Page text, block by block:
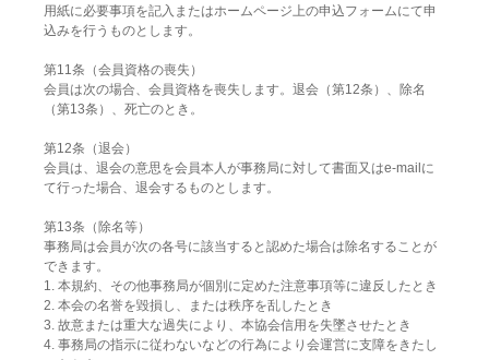
用紙に必要事項を記入またはホームページ上の申込フォームにて申
込みを行うものとします。
第11条（会員資格の喪失）
会員は次の場合、会員資格を喪失します。退会（第12条）、除名
（第13条）、死亡のとき。
第12条（退会）
会員は、退会の意思を会員本人が事務局に対して書面又はe-mailに
て行った場合、退会するものとします。
第13条（除名等）
事務局は会員が次の各号に該当すると認めた場合は除名することが
できます。
1. 本規約、その他事務局が個別に定めた注意事項等に違反したとき
2. 本会の名誉を毀損し、または秩序を乱したとき
3. 故意または重大な過失により、本協会信用を失墜させたとき
4. 事務局の指示に従わないなどの行為により会運営に支障をきたし